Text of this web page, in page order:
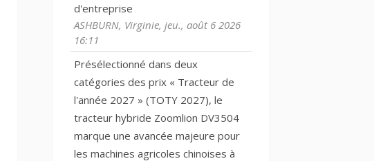
d'entreprise
ASHBURN, Virginie, jeu., août 6 2026
16:11
Présélectionné dans deux
catégories des prix « Tracteur de
l'année 2027 » (TOTY 2027), le
tracteur hybride Zoomlion DV3504
marque une avancée majeure pour
les machines agricoles chinoises à